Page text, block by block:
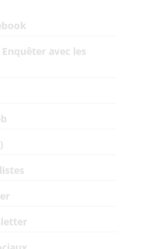
avec les